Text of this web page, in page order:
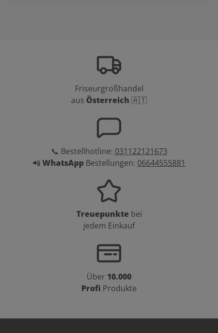
Friseurgroßhandel
aus Österreich 🇦🇹
📞 Bestellhotline: 031122121673
📲 WhatsApp Bestellungen: 06644555881
Treuepunkte bei
jedem Einkauf
Über 10.000
Profi Produkte